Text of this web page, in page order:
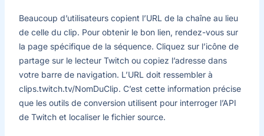
Beaucoup d’utilisateurs copient l’URL de la chaîne au lieu
de celle du clip. Pour obtenir le bon lien, rendez-vous sur
la page spécifique de la séquence. Cliquez sur l’icône de
partage sur le lecteur Twitch ou copiez l’adresse dans
votre barre de navigation. L’URL doit ressembler à
clips.twitch.tv/NomDuClip. C’est cette information précise
que les outils de conversion utilisent pour interroger l’API
de Twitch et localiser le fichier source.